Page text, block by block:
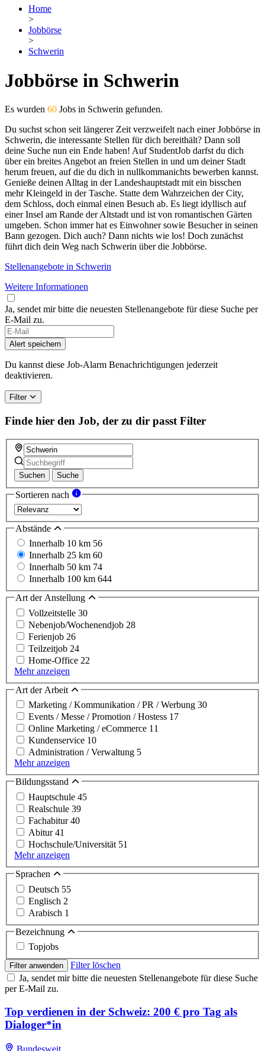
Home
>
Jobbörse
>
Schwerin
Jobbörse in Schwerin
Es wurden 60 Jobs in Schwerin gefunden.
Du suchst schon seit längerer Zeit verzweifelt nach einer Jobbörse in
Schwerin, die interessante Stellen für dich bereithält? Dann soll
deine Suche nun ein Ende haben! Auf StudentJob darfst du dich
über ein breites Angebot an freien Stellen in und um deiner Stadt
herum freuen, auf die du dich in nullkommanichts bewerben kannst.
Genieße deinen Alltag in der Landeshauptstadt mit ein bisschen
mehr Kleingeld in der Tasche. Statte dem Wahrzeichen der City,
dem Schloss, doch einmal einen Besuch ab. Es liegt idyllisch auf
einer Insel am Rande der Altstadt und ist von romantischen Gärten
umgeben. Schon immer hat es Einwohner sowie Besucher in seinen
Bann gezogen. Dich auch? Dann nichts wie los! Doch zunächst
führt dich dein Weg nach Schwerin über die Jobbörse.
Stellenangebote in Schwerin
Weitere Informationen
Ja, sendet mir bitte die neuesten Stellenangebote für diese Suche per
E-Mail zu.
Alert speichern
Du kannst diese Job-Alarm Benachrichtigungen jederzeit
deaktivieren.
Filter
Finde hier den Job, der zu dir passt Filter
Suchen Suche
Sortieren nach
Abstände
Innerhalb 10 km 56
Innerhalb 25 km 60
Innerhalb 50 km 74
Innerhalb 100 km 644
Art der Anstellung
Vollzeitstelle 30
Nebenjob/Wochenendjob 28
Ferienjob 26
Teilzeitjob 24
Home-Office 22
Mehr anzeigen
Art der Arbeit
Marketing / Kommunikation / PR / Werbung 30
Events / Messe / Promotion / Hostess 17
Online Marketing / eCommerce 11
Kundenservice 10
Administration / Verwaltung 5
Mehr anzeigen
Bildungsstand
Hauptschule 45
Realschule 39
Fachabitur40
Abitur41
Hochschule/Universität 51
Mehr anzeigen
Sprachen
Deutsch 55
Englisch 2
Arabisch 1
Bezeichnung
Topjobs
Filter anwenden
Filter löschen
Ja, sendet mir bitte die neuesten Stellenangebote für diese Suche
per E-Mail zu.
Top verdienen in der Schweiz: 200 € pro Tag als
Dialoger*in
Bundesweit